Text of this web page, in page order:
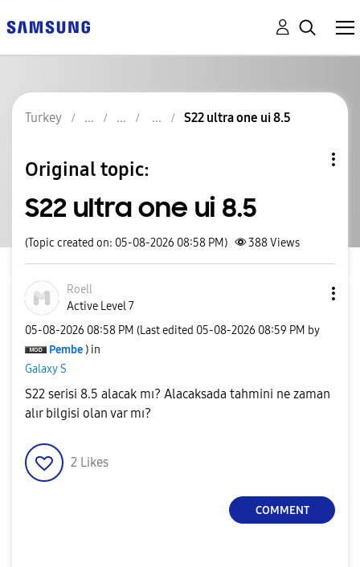
Turkey S22 ultra one ui 8.5
Original topic:
S22 ultra one ui 8.5
(Topic created on: 05-08-2026 08:58 PM) 388Views
Roell
Active Level 7
‎05-08-2026 08:58 PM (Last edited ‎05-08-2026 08:59 PM by
Pembe ) in
Galaxy S
S22 serisi 8.5 alacak mı? Alacaksada tahmini ne zaman
alır bilgisi olan var mı?
2 Likes
COMMENT